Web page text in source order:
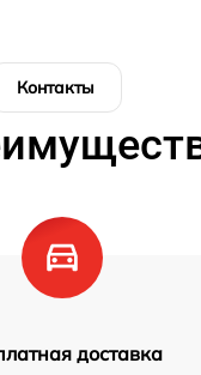
Контакты
доставка